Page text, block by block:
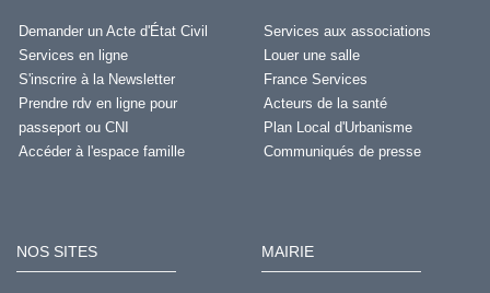
Demander un Acte d'État Civil
Services en ligne
S'inscrire à la Newsletter
Prendre rdv en ligne pour
passeport ou CNI
Accéder à l'espace famille
Services aux associations
Louer une salle
France Services
Acteurs de la santé
Plan Local d'Urbanisme
Communiqués de presse
NOS SITES MAIRIE